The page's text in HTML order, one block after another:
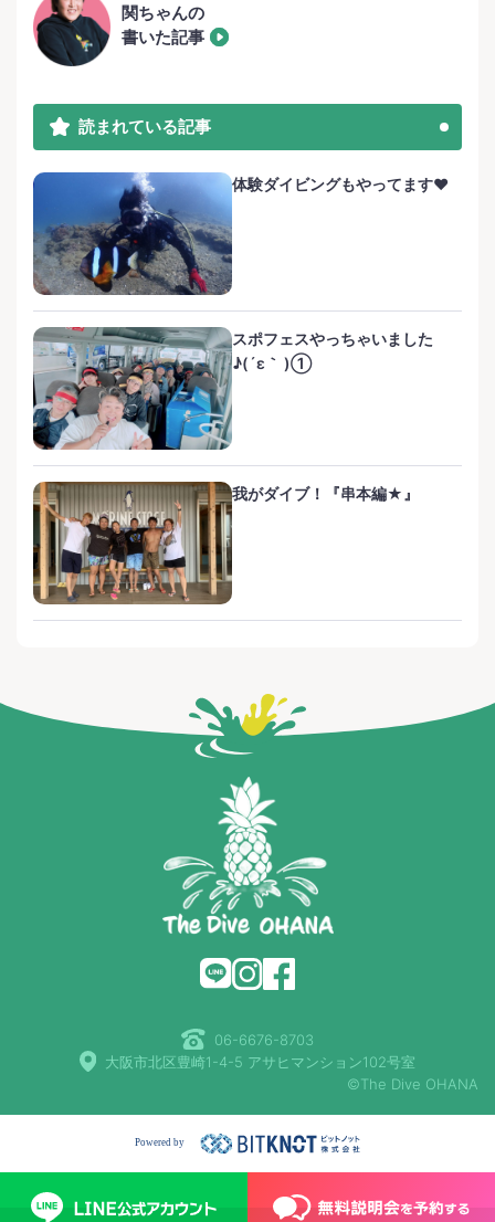
関ちゃんの
書いた記事
読まれている記事
体験ダイビングもやってます❤️
スポフェスやっちゃいました
♪(´ε｀ )①
我がダイブ！『串本編★』
06-6676-8703
大阪市北区豊崎1-4-5 アサヒマンション102号室
©The Dive OHANA